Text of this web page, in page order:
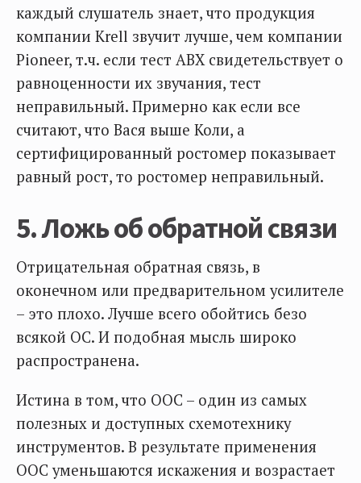
каждый слушатель знает, что продукция
компании Krell звучит лучше, чем компании
Pioneer, т.ч. если тест АВХ свидетельствует о
равноценности их звучания, тест
неправильный. Примерно как если все
считают, что Вася выше Коли, а
сертифицированный ростомер показывает
равный рост, то ростомер неправильный.
5. Ложь об обратной связи
Отрицательная обратная связь, в
оконечном или предварительном усилителе
– это плохо. Лучше всего обойтись безо
всякой ОС. И подобная мысль широко
распространена.
Истина в том, что ООС – один из самых
полезных и доступных схемотехнику
инструментов. В результате применения
ООС уменьшаются искажения и возрастает